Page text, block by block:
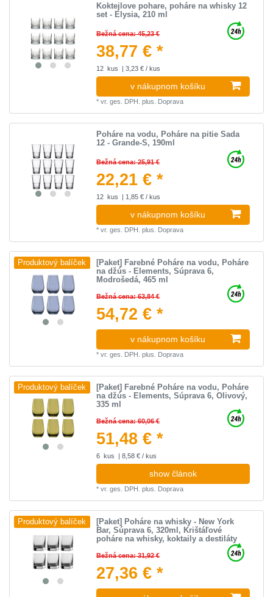
Koktejlove pohare, poháre na whisky 12
set - Elysia, 210 ml
Bežná cena: 45,23 €
38,77 € *
12 kus | 3,23 € / kus
v nákupnom košíku
*vr. ges. DPH. plus. Doprava
Poháre na vodu, Poháre na pitie Sada
12 - Grande-S, 190ml
Bežná cena: 25,91 €
22,21 € *
12 kus | 1,85 € / kus
v nákupnom košíku
*vr. ges. DPH. plus. Doprava
Produktový balíček
[Paket] Farebné Poháre na vodu, Poháre
na džús - Elements, Súprava 6,
Modrošedá, 465 ml
Bežná cena: 63,84 €
54,72 € *
v nákupnom košíku
*vr. ges. DPH. plus. Doprava
Produktový balíček
[Paket] Farebné Poháre na vodu, Poháre
na džús - Elements, Súprava 6, Olivový,
335 ml
Bežná cena: 60,06 €
51,48 € *
6 kus | 8,58 € / kus
show článok
*vr. ges. DPH. plus. Doprava
Produktový balíček
[Paket] Poháre na whisky - New York
Bar, Súprava 6, 320ml, Krištáľové
poháre na whisky, koktaily a destiláty
Bežná cena: 31,92 €
27,36 € *